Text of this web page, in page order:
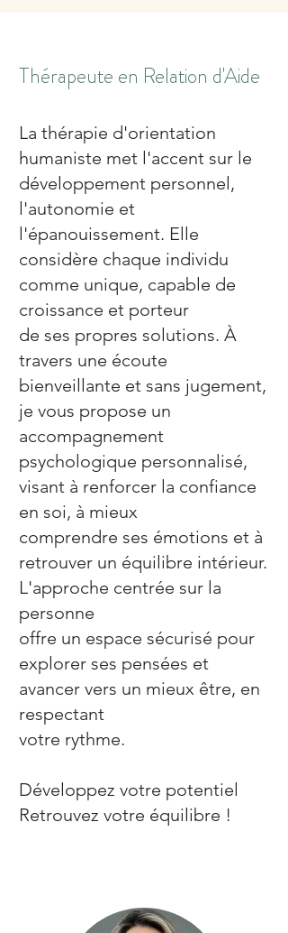
Thérapeute en Relation d'Aide
La thérapie d'orientation
humaniste met l'accent sur le
développement personnel,
l'autonomie et
l'épanouissement. Elle
considère chaque individu
comme unique, capable de
croissance et porteur
de ses propres solutions. À
travers une écoute
bienveillante et sans jugement,
je vous propose un
accompagnement
psychologique personnalisé,
visant à renforcer la confiance
en soi, à mieux
comprendre ses émotions et à
retrouver un équilibre intérieur.
L'approche centrée sur la
personne
offre un espace sécurisé pour
explorer ses pensées et
avancer vers un mieux être, en
respectant
votre rythme.
Développez votre potentiel
Retrouvez votre équilibre !